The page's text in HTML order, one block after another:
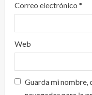
Correo electrónico *
Web
Guarda mi nombre,